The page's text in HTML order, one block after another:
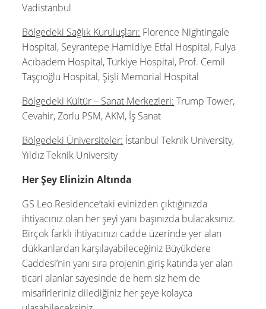
Vadistanbul
Bölgedeki Sağlık Kuruluşları: Florence Nightingale
Hospital, Seyrantepe Hamidiye Etfal Hospital, Fulya
Acıbadem Hospital, Türkiye Hospital, Prof. Cemil
Taşçıoğlu Hospital, Şişli Memorial Hospital
Bölgedeki Kültür – Sanat Merkezleri: Trump Tower,
Cevahir, Zorlu PSM, AKM, İş Sanat
Bölgedeki Üniversiteler: İstanbul Teknik University,
Yıldız Teknik University
Her Şey Elinizin Altında
GS Leo Residence’taki evinizden çıktığınızda
ihtiyacınız olan her şeyi yanı başınızda bulacaksınız.
Birçok farklı ihtiyacınızı cadde üzerinde yer alan
dükkanlardan karşılayabileceğiniz Büyükdere
Caddesi’nin yanı sıra projenin giriş katında yer alan
ticari alanlar sayesinde de hem siz hem de
misafirleriniz dilediğiniz her şeye kolayca